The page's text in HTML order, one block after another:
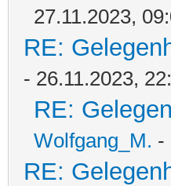
27.11.2023,
RE:
- 26.11.2023,
RE:
Wolfgang_M. -
RE: